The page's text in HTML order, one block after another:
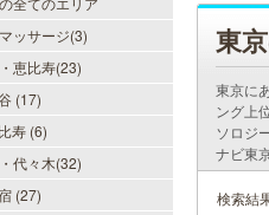
ッサージ(3)
恵比寿(23)
(17)
寿 (6)
代々木(32)
(27)
東
東京に
ング上
ソロジ
ナビ東
検索結